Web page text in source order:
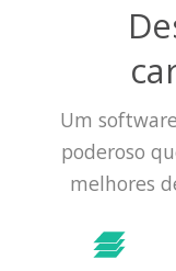
Um
poderoso
melhores